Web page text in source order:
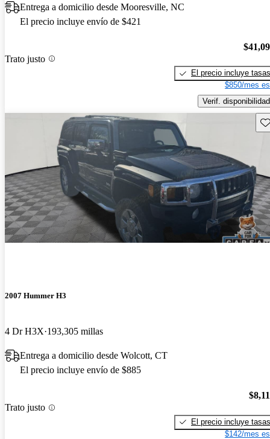
Entrega a domicilio desde Mooresville, NC
El precio incluye envío de $421
Trato justo
El precio incluye tasas
$850/mes
Verif. disponibilidad
2007 Hummer H3
4 Dr H3X 193,305 millas
Entrega a domicilio desde Wolcott, CT
El precio incluye envío de $885
Trato justo
El precio incluye tasas
$142/mes